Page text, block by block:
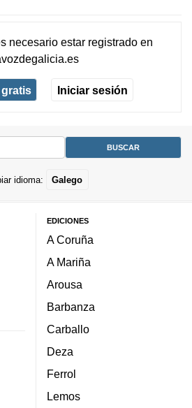
necesario estar registradoen
Iniciar sesión
idioma: Galego
EDICIONES
A Coruña
A Mariña
Arousa
Barbanza
Carballo
Deza
Ferrol
Lemos